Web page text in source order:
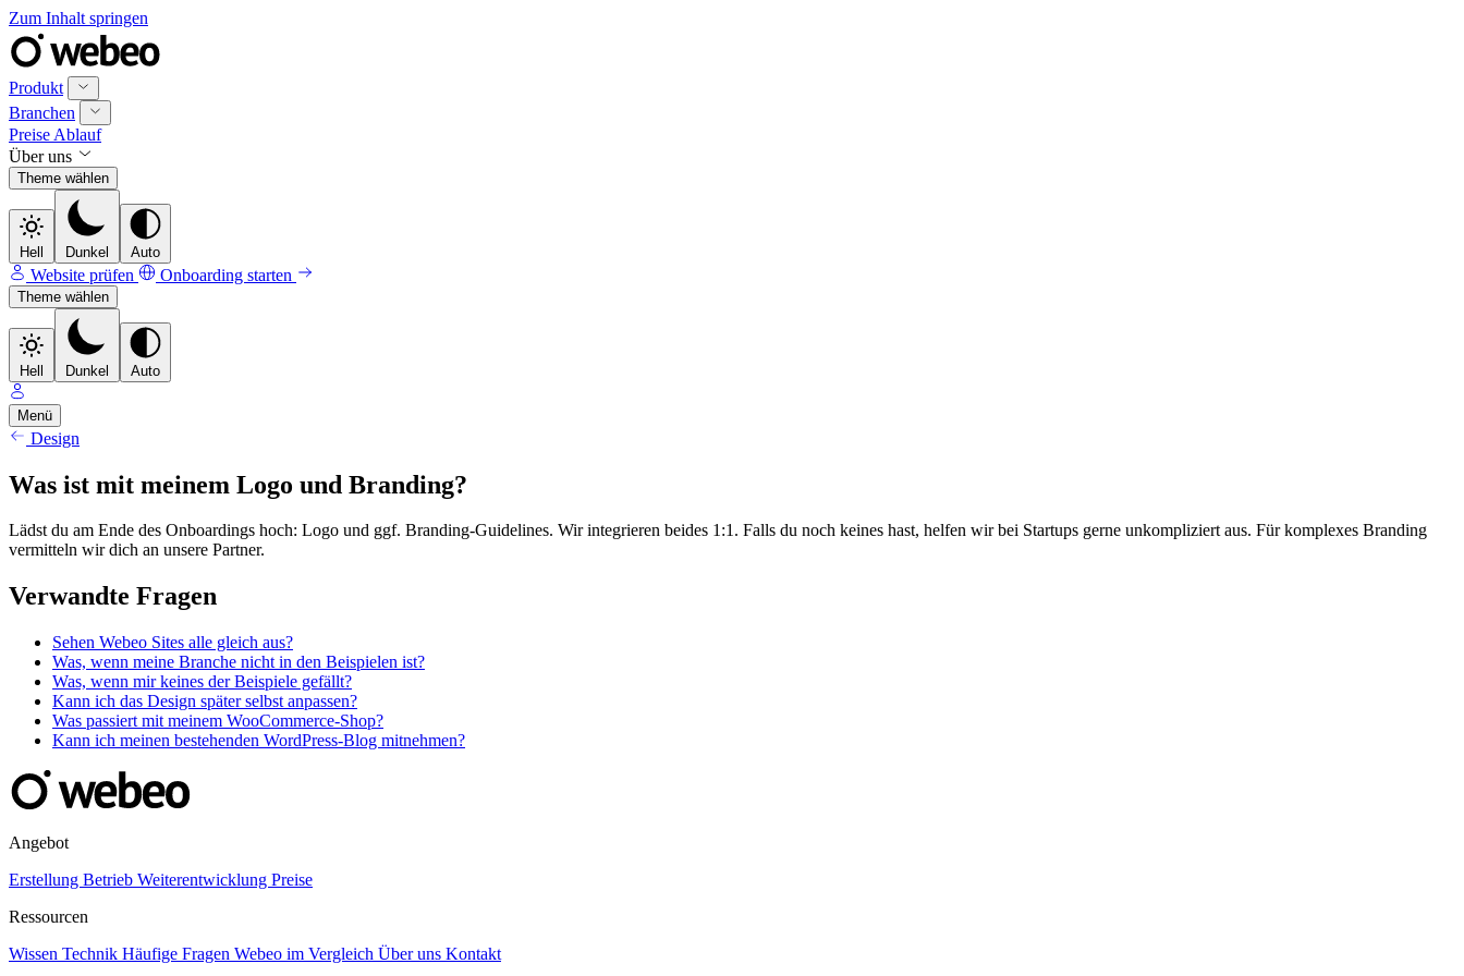
Zum Inhalt springen
Produkt
Branchen
Preise Ablauf
Über uns
Theme wählen
Hell Dunkel Auto
Website prüfen Onboarding starten
Theme wählen
Hell Dunkel Auto
Menü
Design
Was ist mit meinem Logo und Branding?
Lädst du am Ende des Onboardings hoch: Logo und ggf. Branding-Guidelines. Wir integrieren beides 1:1. Falls du noch keines hast, helfen wir bei Startups gerne unkompliziert aus. Für komplexes Branding
vermitteln wir dich an unsere Partner.
Verwandte Fragen
Sehen Webeo Sites alle gleich aus?
Was, wenn meine Branche nicht in den Beispielen ist?
Was, wenn mir keines der Beispiele gefällt?
Kann ich das Design später selbst anpassen?
Was passiert mit meinem WooCommerce-Shop?
Kann ich meinen bestehenden WordPress-Blog mitnehmen?
Angebot
Erstellung Betrieb Weiterentwicklung Preise
Ressourcen
Wissen Technik Häufige Fragen Webeo im Vergleich Über uns Kontakt